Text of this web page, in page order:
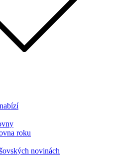
roku
novinách